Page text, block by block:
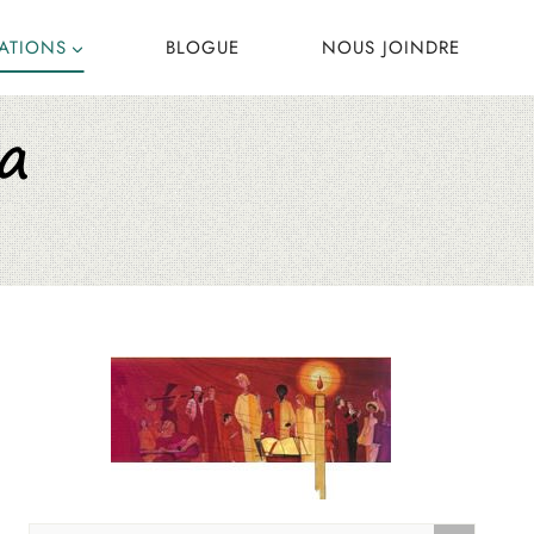
BLOGUE NOUS JOINDRE